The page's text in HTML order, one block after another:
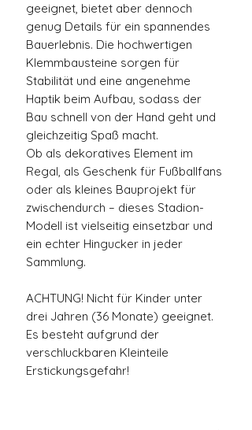
geeignet, bietet aber dennoch
genug Details für ein spannendes
Bauerlebnis. Die hochwertigen
Klemmbausteine sorgen für
Stabilität und eine angenehme
Haptik beim Aufbau, sodass der
Bau schnell von der Hand geht und
gleichzeitig Spaß macht.
Ob als dekoratives Element im
Regal, als Geschenk für Fußballfans
oder als kleines Bauprojekt für
zwischendurch – dieses Stadion-
Modell ist vielseitig einsetzbar und
ein echter Hingucker in jeder
Sammlung.
ACHTUNG! Nicht für Kinder unter
drei Jahren (36 Monate) geeignet.
Es besteht aufgrund der
verschluckbaren Kleinteile
Erstickungsgefahr!